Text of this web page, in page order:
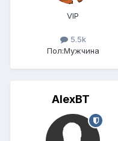
VIP
5.5k
Пол:Мужчина
AlexBT